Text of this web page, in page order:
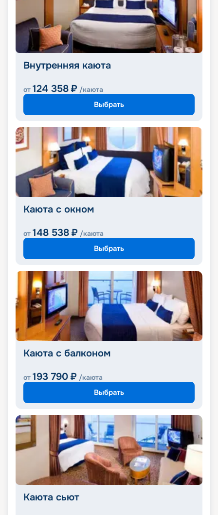
Внутренняя каюта
от 124 358 ₽ /каюта
Выбрать
Каюта с окном
от 148 538 ₽ /каюта
Выбрать
Каюта с балконом
от 193 790 ₽ /каюта
Выбрать
Каюта сьют